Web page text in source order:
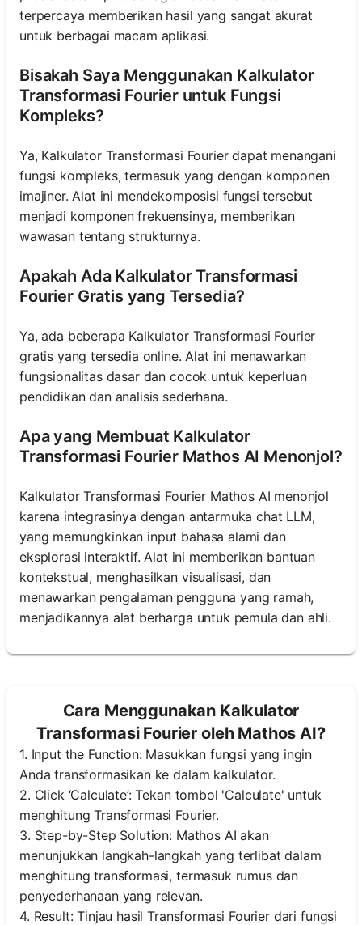
terpercaya memberikan hasil yang sangat akurat
untuk berbagai macam aplikasi.
Bisakah Saya Menggunakan Kalkulator
Transformasi Fourier untuk Fungsi
Kompleks?
Ya, Kalkulator Transformasi Fourier dapat menangani
fungsi kompleks, termasuk yang dengan komponen
imajiner. Alat ini mendekomposisi fungsi tersebut
menjadi komponen frekuensinya, memberikan
wawasan tentang strukturnya.
Apakah Ada Kalkulator Transformasi
Fourier Gratis yang Tersedia?
Ya, ada beberapa Kalkulator Transformasi Fourier
gratis yang tersedia online. Alat ini menawarkan
fungsionalitas dasar dan cocok untuk keperluan
pendidikan dan analisis sederhana.
Apa yang Membuat Kalkulator
Transformasi Fourier Mathos AI Menonjol?
Kalkulator Transformasi Fourier Mathos AI menonjol
karena integrasinya dengan antarmuka chat LLM,
yang memungkinkan input bahasa alami dan
eksplorasi interaktif. Alat ini memberikan bantuan
kontekstual, menghasilkan visualisasi, dan
menawarkan pengalaman pengguna yang ramah,
menjadikannya alat berharga untuk pemula dan ahli.
Cara Menggunakan Kalkulator
Transformasi Fourier oleh Mathos AI?
1. Input the Function: Masukkan fungsi yang ingin
Anda transformasikan ke dalam kalkulator.
2. Click ‘Calculate’: Tekan tombol 'Calculate' untuk
menghitung Transformasi Fourier.
3. Step-by-Step Solution: Mathos AI akan
menunjukkan langkah-langkah yang terlibat dalam
menghitung transformasi, termasuk rumus dan
penyederhanaan yang relevan.
4. Result: Tinjau hasil Transformasi Fourier dari fungsi